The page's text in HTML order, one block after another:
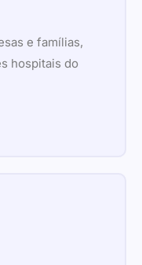
e famílias,
hospitais do